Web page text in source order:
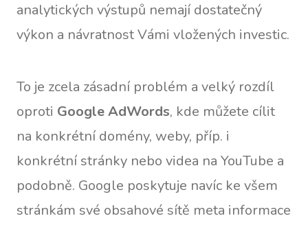
analytických výstupů nemají dostatečný
výkon a návratnost Vámi vložených investic.
To je zcela zásadní problém a velký rozdíl
oproti Google AdWords, kde můžete cílit
na konkrétní domény, weby, příp. i
konkrétní stránky nebo videa na YouTube a
podobně. Google poskytuje navíc ke všem
stránkám své obsahové sítě meta informace